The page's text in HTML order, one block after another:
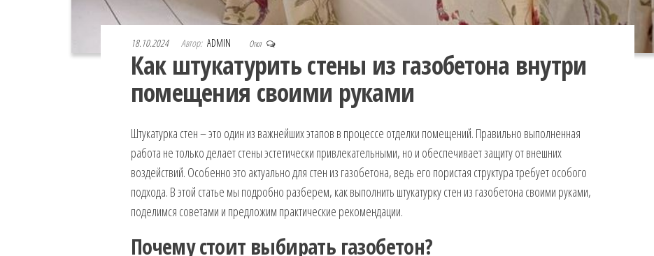
18.10.2024 Автор: ADMIN Откл
Как штукатурить стены из газобетона внутри
помещения своими руками
Штукатурка стен – это один из важнейших этапов в процессе отделки помещений. Правильно выполненная
работа не только делает стены эстетически привлекательными, но и обеспечивает защиту от внешних
воздействий. Особенно это актуально для стен из газобетона, ведь его пористая структура требует особого
подхода. В этой статье мы подробно разберем, как выполнить штукатурку стен из газобетона своими руками,
поделимся советами и предложим практические рекомендации.
Почему стоит выбирать газобетон?